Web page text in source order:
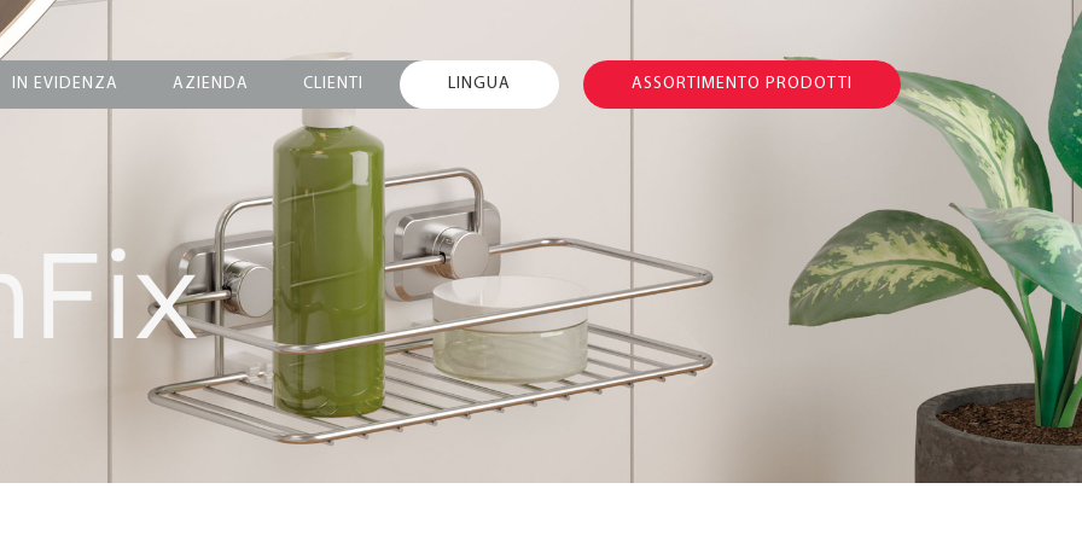
IN EVIDENZA AZIENDA CLIENTI LINGUA ASSORTIMENTO PRODOTTI